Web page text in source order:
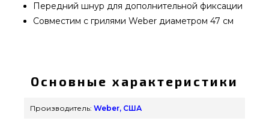
Передний шнур для дополнительной фиксации
Совместим с грилями Weber диаметром 47 см
производителей Weber, США по нормальной
цене всего 2 329 грн. в онлайн магазине грилей и
аксессуаров grillpoint.com.ua Посмотрите и
Основные характеристики
Производитель: Weber, США